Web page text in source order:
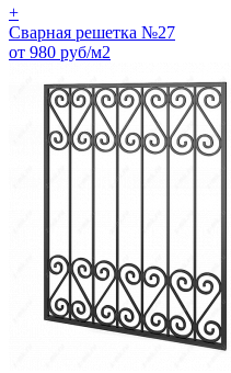
+
Сварная решетка №27
от 980 руб/м2